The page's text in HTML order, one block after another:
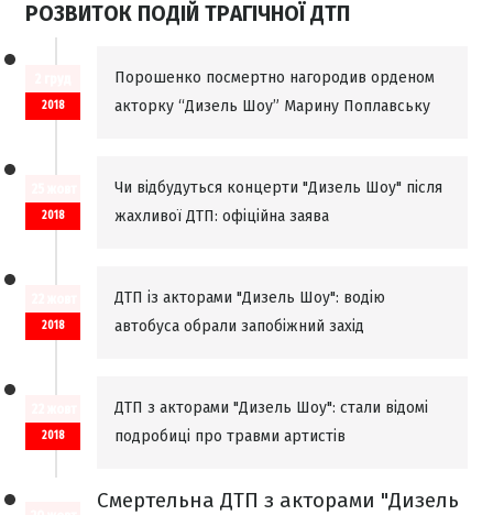
РОЗВИТОК ПОДІЙ ТРАГІЧНОЇ ДТП
2018
Порошенко посмертно нагородив орденом
акторку “Дизель Шоу” Марину Поплавську
2018
Чи відбудуться концерти "Дизель Шоу" після
жахливої ДТП: офіційна заява
2018
ДТП із акторами "Дизель Шоу": водію
автобуса обрали запобіжний захід
2018
ДТП з акторами "Дизель Шоу": стали відомі
подробиці про травми артистів
Смертельна ДТП з акторами "Дизель